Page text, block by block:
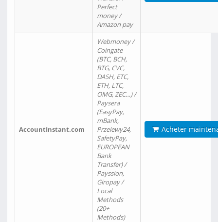
Perfect
money /
Amazon pay
AccountInstant.com
Webmoney /
Coingate
(BTC, BCH,
BTG, CVC,
DASH, ETC,
ETH, LTC,
OMG, ZEC…) /
Paysera
(EasyPay,
mBank,
Przelewy24,
SafetyPay,
EUROPEAN
Bank
Transfer) /
Payssion,
Giropay /
Local
Methods
(20+
Methods)
Acheter